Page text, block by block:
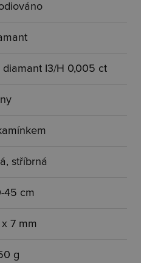
diamant I3/H 0,005 ct
stříbrná
45 cm
x 7 mm
g